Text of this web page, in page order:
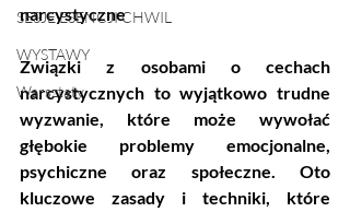
SESJE ESENCJI CHWIL
WYSTAWY
Warsztaty
narcystyczne
Związki z osobami o cechach
narcystycznych to wyjątkowo trudne
wyzwanie, które może wywołać
głębokie problemy emocjonalne,
psychiczne oraz społeczne. Oto
kluczowe zasady i techniki, które